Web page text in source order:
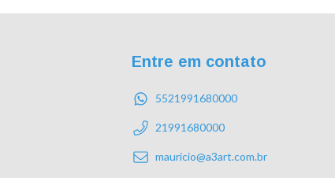
Entre em contato
5521991680000
21991680000
mauricio@a3art.com.br